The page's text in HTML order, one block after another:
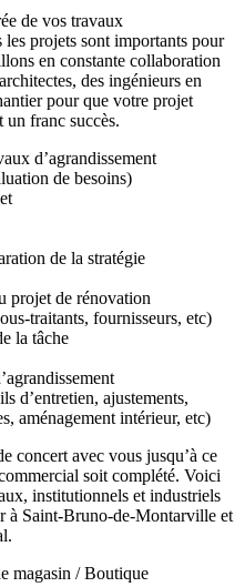
de vos travaux
les projets sont importants pour
en constante collaboration
des ingénieurs en
pour que votre projet
un franc succès.
d’agrandissement
de besoins)
de la stratégie
projet de rénovation
traitants, fournisseurs, etc)
la tâche
d’entretien, ajustements,
aménagement intérieur, etc)
concert avec vous jusqu’à ce
soit complété. Voici
institutionnels et industriels
à Saint-Bruno-de-Montarville et
magasin / Boutique